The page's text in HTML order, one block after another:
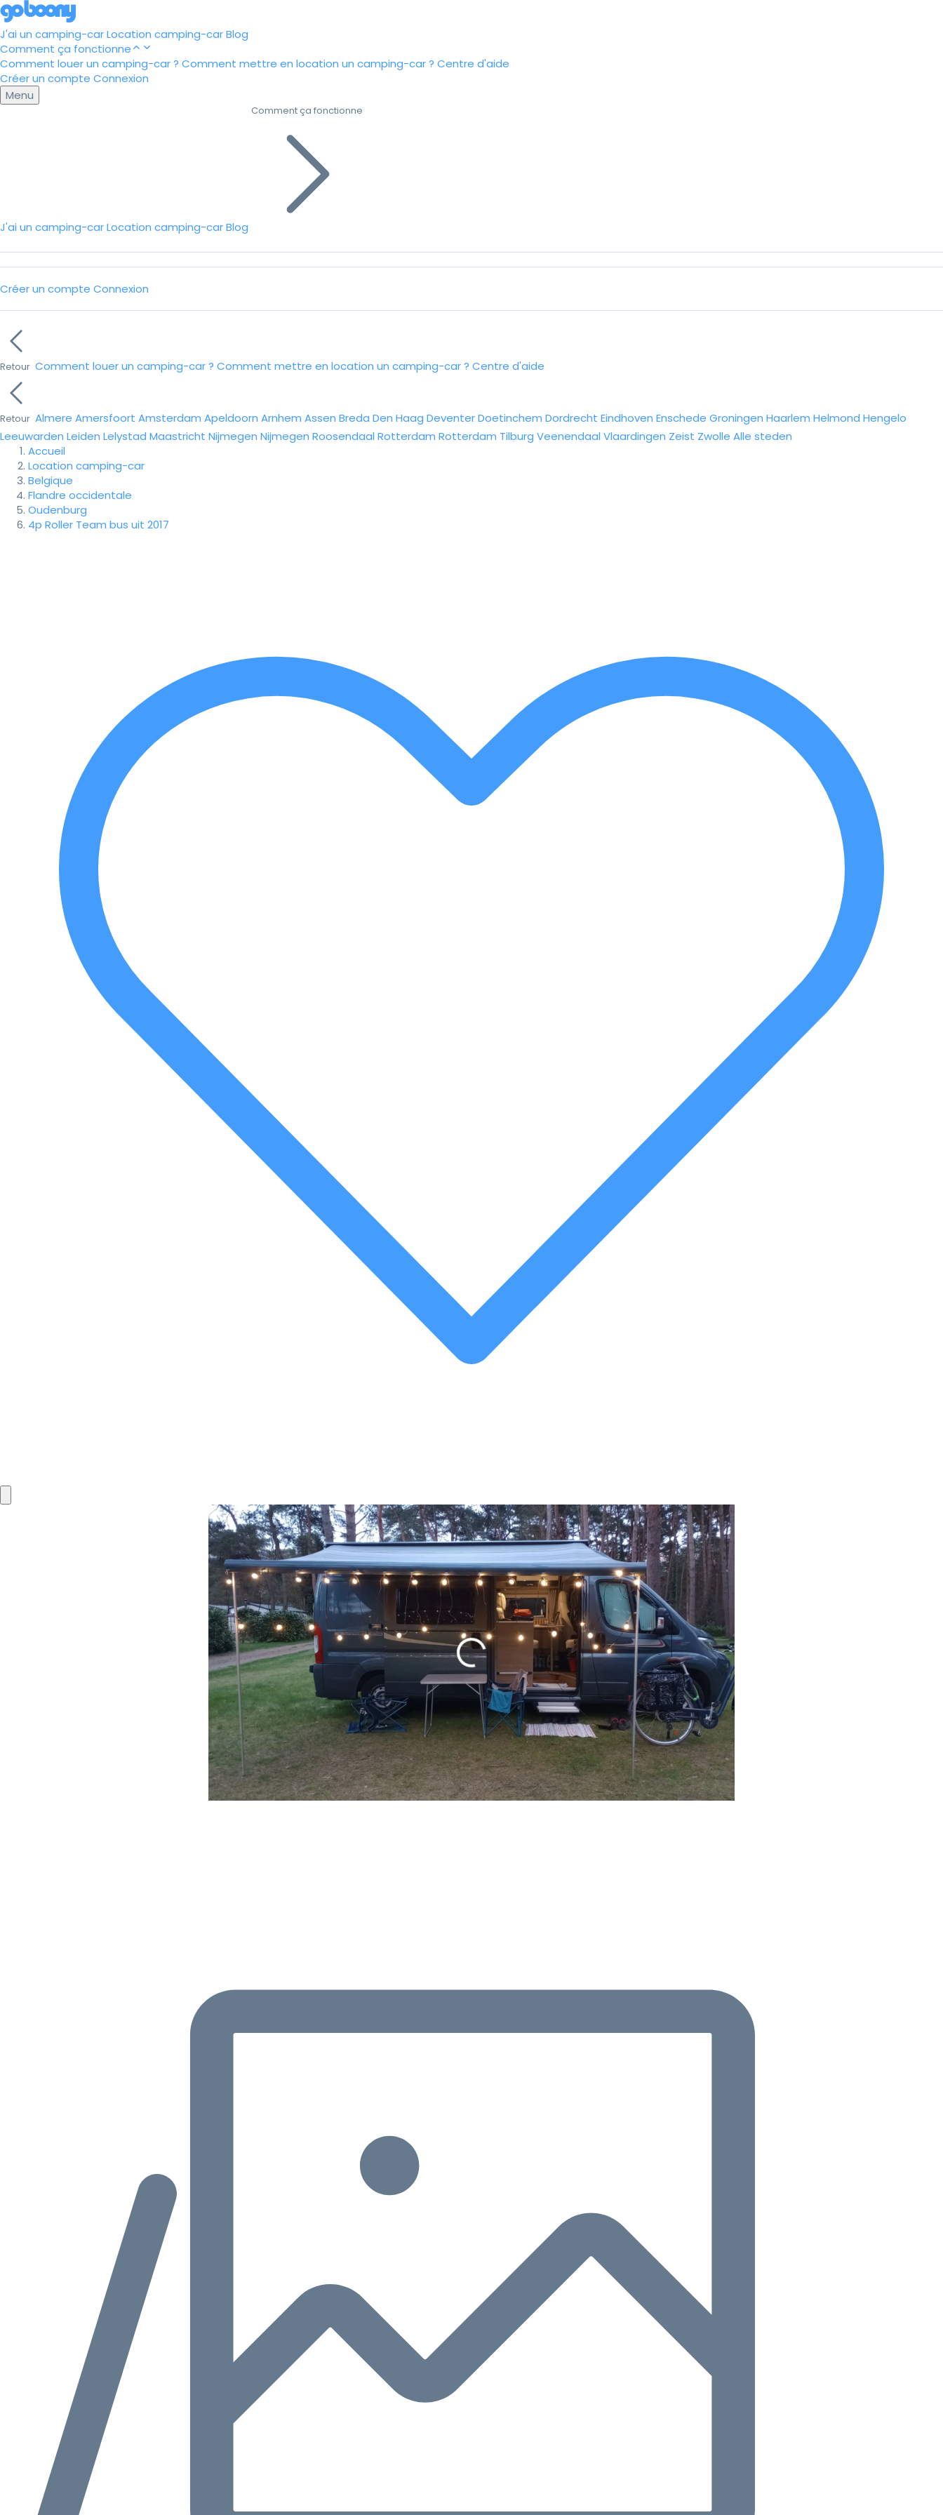
J'ai un camping-carLocation camping-carBlog
Comment ça fonctionne
Comment louer un camping-car ? Comment mettre en location un camping-car ? Centre d'aide
Créer un compte Connexion
Menu
J'ai un camping-carLocation camping-carBlog
Comment ça fonctionne
Créer un compte Connexion
Retour Comment louer un camping-car ? Comment mettre en location un camping-car ? Centre d'aide
Retour Almere Amersfoort Amsterdam Apeldoorn Arnhem Assen Breda Den Haag DeventerDoetinchem Dordrecht Eindhoven Enschede Groningen Haarlem Helmond Hengelo
Leeuwarden Leiden Lelystad Maastricht Nijmegen Nijmegen Roosendaal Rotterdam Rotterdam Tilburg Veenendaal Vlaardingen Zeist Zwolle Alle steden
Accueil
Location camping-car
Belgique
Flandre occidentale
Oudenburg
4p Roller Team bus uit 2017